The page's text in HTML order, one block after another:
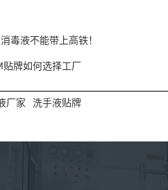
毒液不能带上高铁！
贴牌如何选择工厂
厂家 洗手液贴牌